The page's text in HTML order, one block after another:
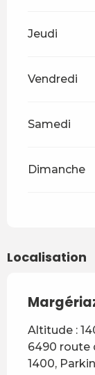
Jeudi
Vendredi
Samedi
Dimanche
Localisation
Altitude :
6490 route
1400,